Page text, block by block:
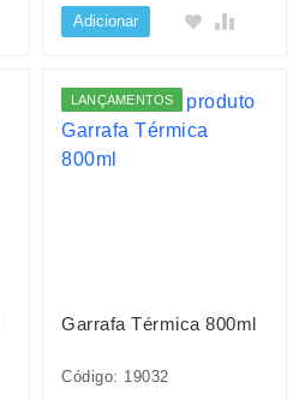
Adicionar
LANÇAMENTOS
Garrafa Térmica 800ml
Código: 19032